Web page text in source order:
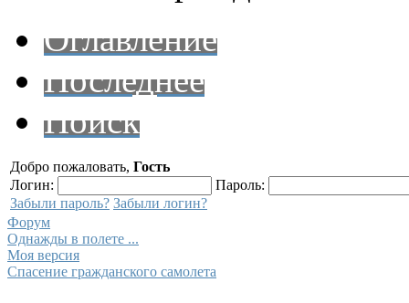
Оглавление
Последнее
Поиск
Добро пожаловать, Гость
Логин:
Пароль:
Забыли пароль? Забыли логин?
Форум
Однажды в полете ...
Моя версия
Спасение гражданского самолета